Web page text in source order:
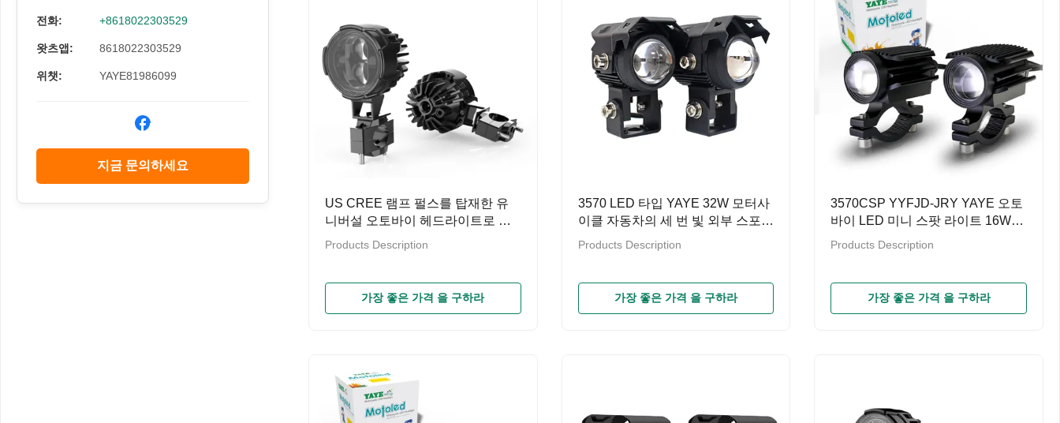
전화: +8618022303529
왓츠앱: 8618022303529
위챗: YAYE81986099
지금 문의하세요
US CREE 램프 펄스를 탑재한 유
니버설 오토바이 헤드라이트로 승
차를 업그레이드하세요
Products Description
가장 좋은 가격 을 구하라
3570 LED 타입 YAYE 32W 모터사
이클 자동차의 세 번 빛 외부 스포트
라이트
Products Description
가장 좋은 가격 을 구하라
3570CSP YYFJD-JRY YAYE 오토
바이 LED 미니 스팟 라이트 16W
1600LM AC DC 8V 80V 노란색 흰
Products Description
가장 좋은 가격 을 구하라